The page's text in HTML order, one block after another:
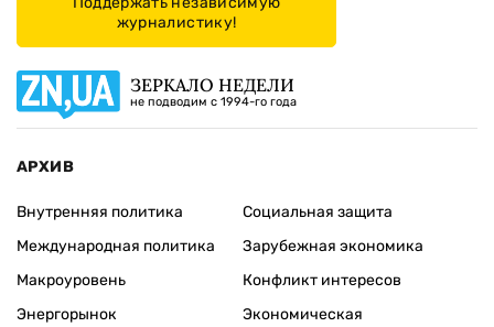
журналистику!
ЗЕРКАЛО НЕДЕЛИ
не подводим с 1994-го года
АРХИВ
Внутренняя политика
Международная политика
Макроуровень
Энергорынок
Социальная защита
Зарубежная экономика
Конфликт интересов
Экономическая